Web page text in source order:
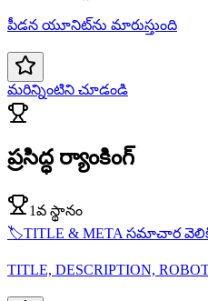
పీడన యూనిట్‌ను మారుస్తుంది
మరిన్నింటిని చూడండి
ప్రసిద్ధ ర‌్యాంకింగ్
1వ స్థానం
🏷️TITLE & META సమాచార
TITLE, DESCRIPTION,